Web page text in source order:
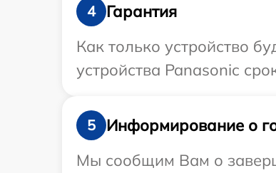
4
Гарантия
Как только устройство
устройства Panasonic
5
Информирование о
Мы сообщим Вам о